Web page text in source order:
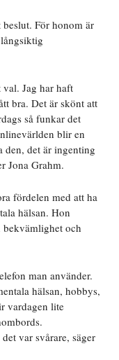
För honom är
val. Jag har haft
bra. Det är skönt att
så funkar det
blir en
den, det är ingenting
Jona Grahm.
fördelen med att ha
hälsan. Hon
och
man använder.
hälsan, hobbys,
vardagen lite
var svårare, säger